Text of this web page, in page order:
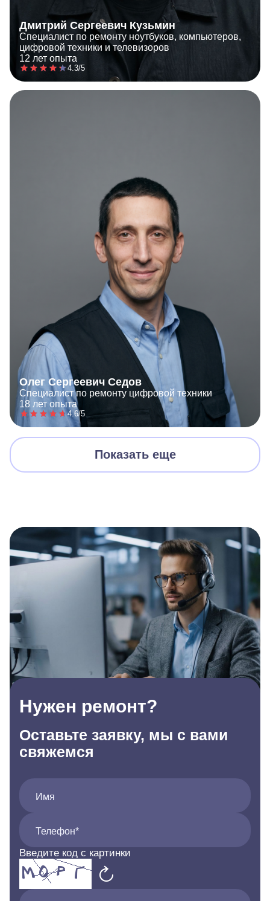
Дмитрий Сергеевич Кузьмин
Специалист по ремонту ноутбуков, компьютеров,
цифровой техники и телевизоров
12 лет опыта
4.3/5
Олег Сергеевич Седов
Специалист по ремонту цифровой техники
18 лет опыта
4.6/5
Показать еще
Нужен ремонт?
Оставьте заявку, мы с вами
свяжемся
Имя
Телефон*
Введите код с картинки